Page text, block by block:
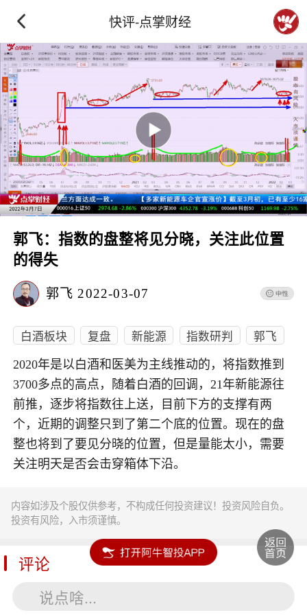
快评-点掌财经
郭飞：指数的盘整将见分晓，关注此位置
的得失
郭飞 2022-03-07
白酒板块 复盘 新能源 指数研判 郭飞
2020年是以白酒和医美为主线推动的，将指数推到
3700多点的高点，随着白酒的回调，21年新能源往
前推，逐步将指数往上送，目前下方的支撑有两
个，近期的调整只到了第二个底的位置。现在的盘
整也将到了要见分晓的位置，但是量能太小，需要
关注明天是否会击穿箱体下沿。
内容如涉及个股仅供参考，不构成任何投资建议！投资风险自负。
投资有风险，入市须谨慎。
评论
说点啥...